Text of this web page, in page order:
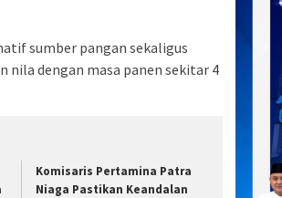
sumber pangan sekaligus
nila dengan masa panen sekitar 4
Komisaris Pertamina Patra
Niaga Pastikan Keandalan